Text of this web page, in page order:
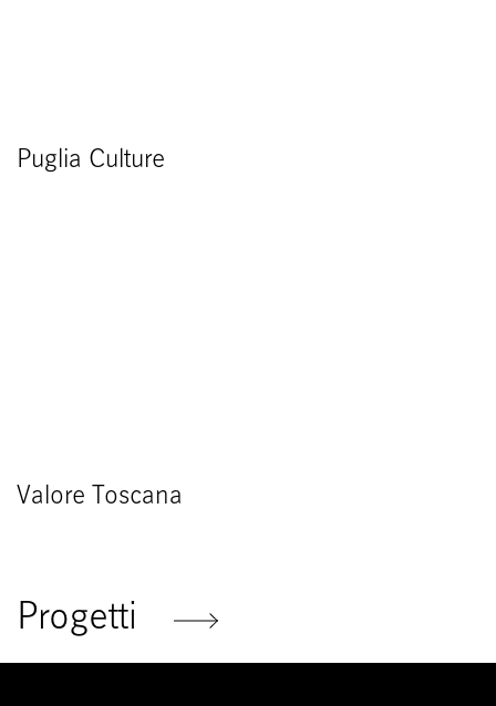
Puglia Culture
Valore Toscana
Progetti